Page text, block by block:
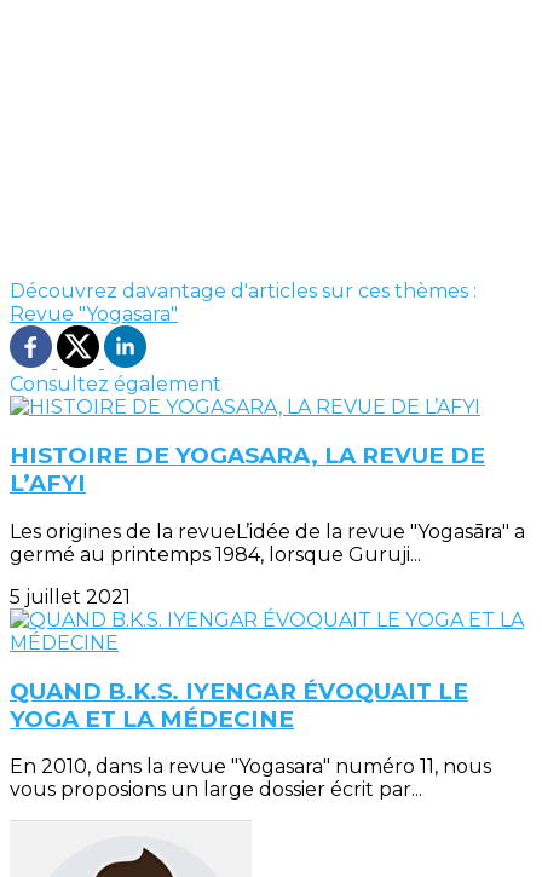
Découvrez davantage d'articles sur ces thèmes :
Revue "Yogasara"
Consultez également
HISTOIRE DE YOGASARA, LA REVUE DE
L’AFYI
Les origines de la revueL’idée de la revue "Yogasāra" a
germé au printemps 1984, lorsque Guruji...
5 juillet 2021
QUAND B.K.S. IYENGAR ÉVOQUAIT LE
YOGA ET LA MÉDECINE
En 2010, dans la revue "Yogasara" numéro 11, nous
vous proposions un large dossier écrit par...